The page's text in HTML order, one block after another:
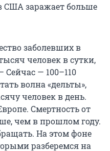
США заражает больше
заболевших в
человек в сутки,
Сейчас — 100–110
волна «дельты»,
человек в день.
Смертность от
чем в прошлом году.
На этом фоне
разберемся на